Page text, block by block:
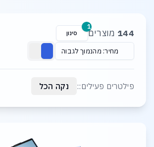
144 מוצרים סינון
1
מחיר: מהנמוך לגבוה
פילטרים פעילים:: נקה הכל